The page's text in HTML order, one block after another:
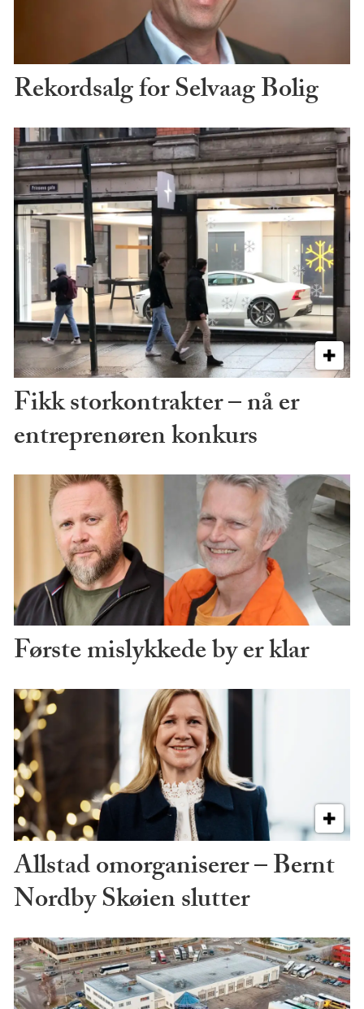
Rekordsalg for Selvaag Bolig
Fikk storkontrakter – nå er
entreprenøren konkurs
Første mislykkede by er klar
Allstad omorganiserer – Bernt
Nordby Skøien slutter